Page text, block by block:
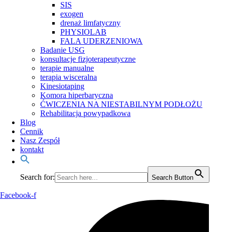
SIS
exogen
drenaż limfatyczny
PHYSIOLAB
FALA UDERZENIOWA
Badanie USG
konsultacje fizjoterapeutyczne
terapie manualne
terapia wisceralna
Kinesiotaping
Komora hiperbaryczna
ĆWICZENIA NA NIESTABILNYM PODŁOŻU
Rehabilitacja powypadkowa
Blog
Cennik
Nasz Zespół
kontakt
Search for: Search Button
Facebook-f